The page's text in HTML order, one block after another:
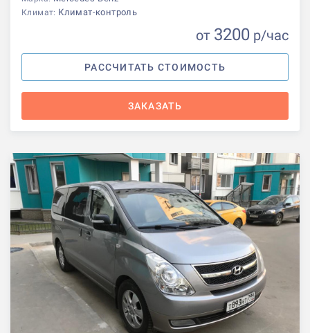
Климат: Климат-контроль
от 3200 р/час
РАССЧИТАТЬ СТОИМОСТЬ
ЗАКАЗАТЬ